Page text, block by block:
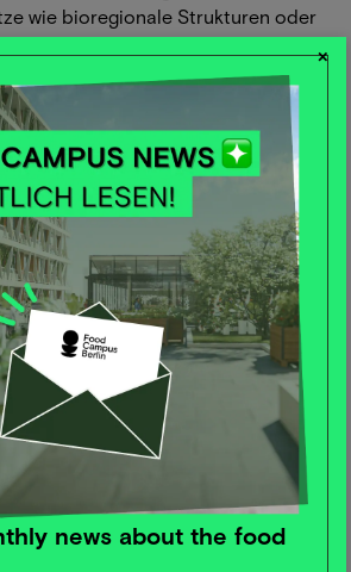
wie bioregionale Strukturen oder
zu prüfen, um Resilienz
Influencer unsere Nachhaltigkeits-
aus China und UK zeigt: Influencer
Handeln lenken – auch beim
Experimenten wurden
mit typischen Lifestyle-
„moralischen“ Influencern
für Umwelt- und
einstehen.
„moralischen“ Influencer sah, war
zu kaufen, die zur
Waste beitragen. Besonders
bei Influencern, die unabhängig
Die Studie zeigt, dass der
von Influencern ein starkes
×
news about the food